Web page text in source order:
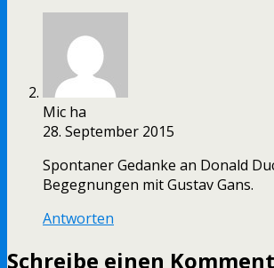
Mic ha
28. September 2015
Spontaner Gedanke an Donald
Begegnungen mit Gustav Gans.
Antworten
Schreibe einen